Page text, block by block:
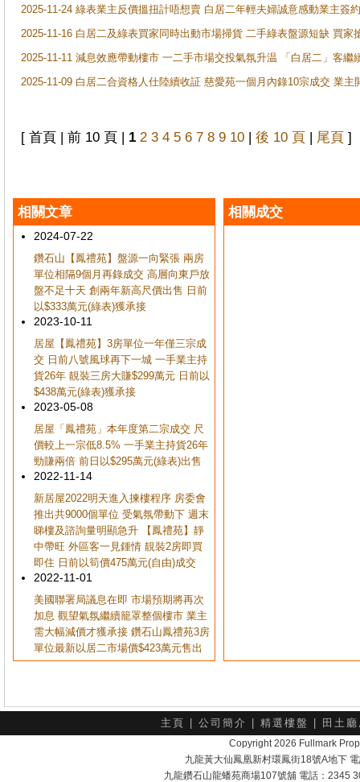
2025-11-24 綠表業主反價搵扭計唔想賣 白居二年輕夫婦誠意感動業主簽
2025-11-16 白居二及綠表買家同時出動市場掃貨 二手綠表盤源短缺 買
2025-11-11 減息效應帶動樓市 一二手市場交投氣氛升温 「白居二」客
2025-11-09 白居二合資格人仕陸續收証 慈愛苑一個月內錄10宗成交 業
[ 首頁 | 前 10 頁 | 1 2 3 4 5 6 7 8 9 10 | 後 10 頁 | 尾頁 ]
相關文章
2024-07-22
鑽石山【鳳禮苑】盤源一向緊張 兩房
單位相隔9個月再錄成交 高層向東戶放
盤不足十天 創兩年新高尺價出售 日前
以$333萬元(綠表)獲承接
2023-10-11
居屋【鳳禮苑】3房單位一年僅三宗成
交 日前八號風球再下一城 一手業主持
貨26年 靚裝三房大賺$299萬元 日前以
$438萬元(綠表)獲承接
2023-05-08
居屋「鳳禮苑」本年度第二宗成交 尺
價較上一宗低8.5% 一手業主持貨26年
勁賺兩倍 前日以$295萬元(綠表)出售
2022-11-14
新居屋2022明天進入揀樓程序 房委會
推出共9000個單位 受氣氛帶動下 週末
睇樓及諮詢量明顯急升 【鳳禮苑】靜
中帶旺 外區客一見鍾情 靚裝2房即買
即住 日前以筍價475萬元(自由)成交
2022-11-01
美國聯署局議息在即 市場預期將再次
加息 觀望氣氛繼續籠罩整個樓市 業主
需大幅減價才獲承接 鑽石山鳳禮苑3房
單位最新以居二市場價$423萬元售出
相關成交
主頁 公司簡介 精選樓盤 田土
Copyright 2026 Fullmark
九龍黃大仙鳳凰新村環鳳街18號A地下
九龍鑽石山龍蟠苑商場107號舖 電話：2345